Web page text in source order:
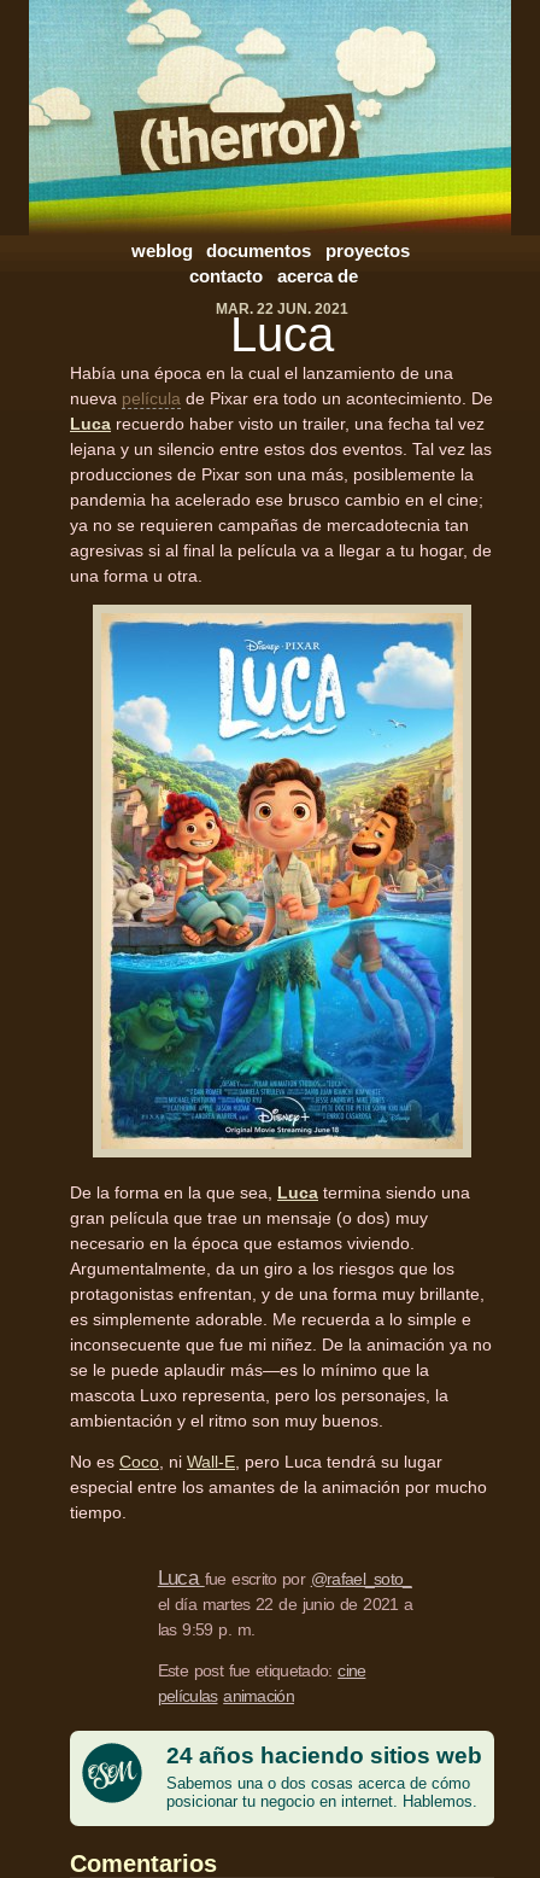
weblog documentos
proyectos
contacto
acerca de
MAR. 22 JUN. 2021
Luca
Había una época en la cual el lanzamiento de una
nueva película de Pixar era todo un acontecimiento. De
Luca recuerdo haber visto un trailer, una fecha tal vez
lejana y un silencio entre estos dos eventos. Tal vez las
producciones de Pixar son una más, posiblemente la
pandemia ha acelerado ese brusco cambio en el cine;
ya no se requieren campañas de mercadotecnia tan
agresivas si al final la película va a llegar a tu hogar, de
una forma u otra.
De la forma en la que sea, Luca termina siendo una
gran película que trae un mensaje (o dos) muy
necesario en la época que estamos viviendo.
Argumentalmente, da un giro a los riesgos que los
protagonistas enfrentan, y de una forma muy brillante,
es simplemente adorable. Me recuerda a lo simple e
inconsecuente que fue mi niñez. De la animación ya no
se le puede aplaudir más—es lo mínimo que la
mascota Luxo representa, pero los personajes, la
ambientación y el ritmo son muy buenos.
No es Coco , ni Wall-E , pero Luca tendrá su lugar
especial entre los amantes de la animación por mucho
tiempo.
Luca fue escrito por @rafael_soto_
el día martes 22 de junio de 2021 a
las 9:59 p. m.
Este post fue etiquetado:cine
películas animación
24 años haciendo sitios web
Sabemos una o dos cosas acerca de cómo
posicionar tu negocio en internet. Hablemos.
Comentarios